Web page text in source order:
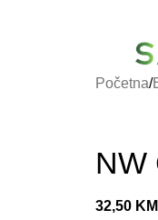
Početna/
NW
32,50 KM